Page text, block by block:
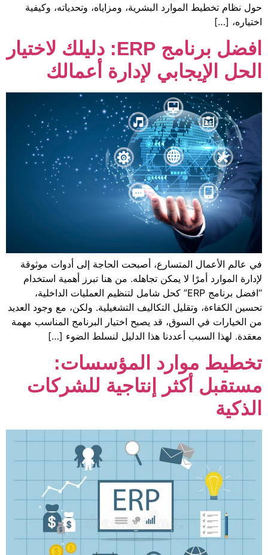
البشرية، ومزاياه، وتحدياته، وكيفية
افضل برنامج ERP: دليلك لاختيار
لإدارة أعمالك
أصبحت الحاجة إلى أدوات موثوقة
لا يمكن تجاهله. من هنا تبرز أهمية استخدام
“افضل برنامج ERP” كحل شامل لتنظيم العمليات الداخلية،
التكاليف التشغيلية. ولكن، مع وجود العديد
قد يصبح اختيار البرنامج المناسب مهمة
هذا الدليل لنسلط الضوء […]
المؤسسات:
إنتاجية للشركات